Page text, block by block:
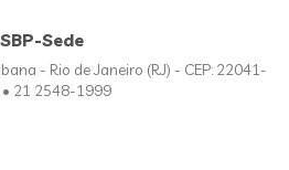
SBP-Sede
- Rio de Janeiro (RJ) - CEP: 22041-
21 2548-1999